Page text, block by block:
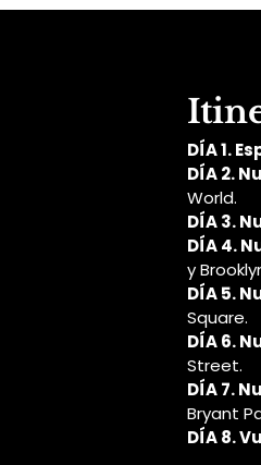
DÍA 1.
DÍA 2.
World.
DÍA 3.
DÍA 4.
y
DÍA 5.
Square.
DÍA 6.
Street.
DÍA 7.
Bryant
DÍA 8.